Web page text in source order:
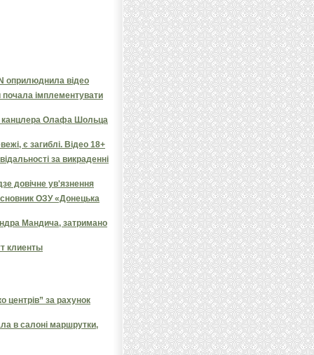
оприлюднила відео
імплементувати
канцлера Олафа Шольца
є загиблі. Відео 18+
за викраденні
довічне ув'язнення
ОЗУ «Донецька
Мандича, затримано
клиенты
за рахунок
в салоні маршрутки,